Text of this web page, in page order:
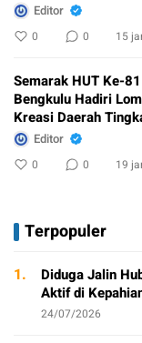
Editor
0 0 15
Semarak HUT Ke-
Bengkulu Hadiri
Kreasi Daerah
Editor
0 0 19
Terpopuler
1.
Diduga Jalin
Aktif di
24/07/2026